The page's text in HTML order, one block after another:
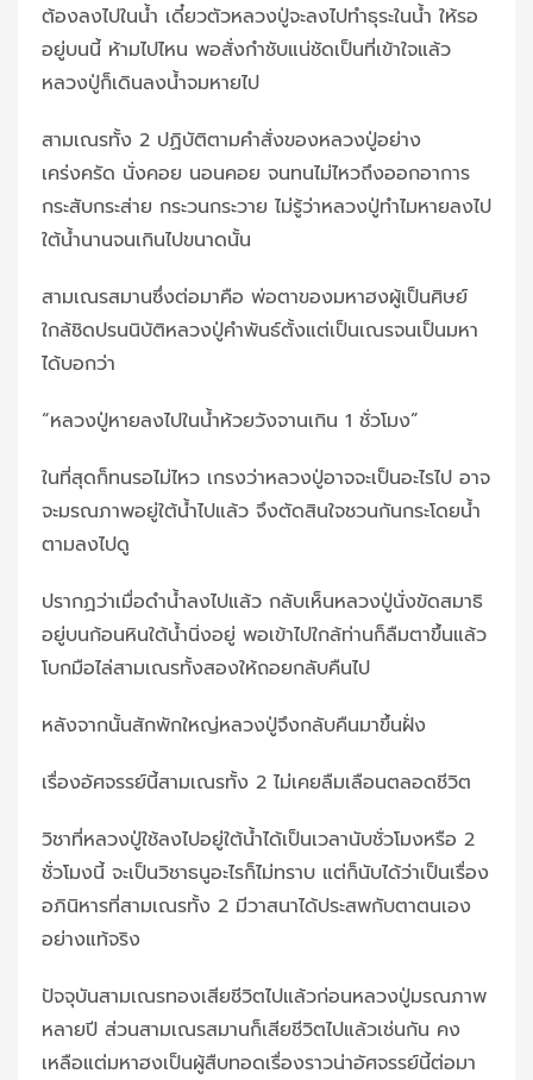
ต้องลงไปในน้ำ เดี๋ยวตัวหลวงปู่จะลงไปทำธุระในน้ำ ให้รอ
อยู่บนนี้ ห้ามไปไหน พอสั่งกำชับแน่ชัดเป็นที่เข้าใจแล้ว
หลวงปู่ก็เดินลงน้ำจมหายไป
สามเณรทั้ง 2 ปฏิบัติตามคำสั่งของหลวงปู่อย่าง
เคร่งครัด นั่งคอย นอนคอย จนทนไม่ไหวถึงออกอาการ
กระสับกระส่าย กระวนกระวาย ไม่รู้ว่าหลวงปู่ทำไมหายลงไป
ใต้น้ำนานจนเกินไปขนาดนั้น
สามเณรสมานซึ่งต่อมาคือ พ่อตาของมหาฮงผู้เป็นศิษย์
ใกล้ชิดปรนนิบัติหลวงปู่คำพันธ์ตั้งแต่เป็นเณรจนเป็นมหา
ได้บอกว่า
“หลวงปู่หายลงไปในน้ำห้วยวังจานเกิน 1 ชั่วโมง”
ในที่สุดก็ทนรอไม่ไหว เกรงว่าหลวงปู่อาจจะเป็นอะไรไป อาจ
จะมรณภาพอยู่ใต้น้ำไปแล้ว จึงตัดสินใจชวนกันกระโดยน้ำ
ตามลงไปดู
ปรากฏว่าเมื่อดำน้ำลงไปแล้ว กลับเห็นหลวงปู่นั่งขัดสมาธิ
อยู่บนก้อนหินใต้น้ำนิ่งอยู่ พอเข้าไปใกล้ท่านก็ลืมตาขึ้นแล้ว
โบกมือไล่สามเณรทั้งสองให้ถอยกลับคืนไป
หลังจากนั้นสักพักใหญ่หลวงปู่จึงกลับคืนมาขึ้นฝั่ง
เรื่องอัศจรรย์นี้สามเณรทั้ง 2 ไม่เคยลืมเลือนตลอดชีวิต
วิชาที่หลวงปู่ใช้ลงไปอยู่ใต้น้ำได้เป็นเวลานับชั่วโมงหรือ 2
ชั่วโมงนี้ จะเป็นวิชาธนูอะไรก็ไม่ทราบ แต่ก็นับได้ว่าเป็นเรื่อง
อภินิหารที่สามเณรทั้ง 2 มีวาสนาได้ประสพกับตาตนเอง
อย่างแท้จริง
ปัจจุบันสามเณรทองเสียชีวิตไปแล้วก่อนหลวงปู่มรณภาพ
หลายปี ส่วนสามเณรสมานก็เสียชีวิตไปแล้วเช่นกัน คง
เหลือแต่มหาฮงเป็นผู้สืบทอดเรื่องราวน่าอัศจรรย์นี้ต่อมา